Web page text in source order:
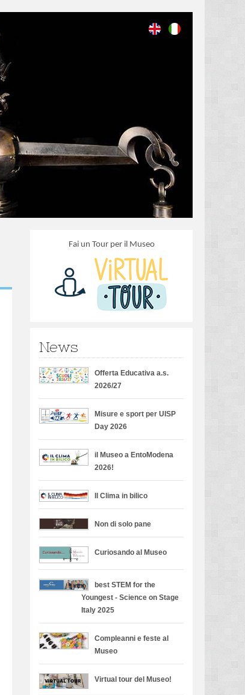
Fai un Tour per il Museo
News
Offerta Educativa a.s.
2026/27
Misure e sport per UISP
Day 2026
il Museo a EntoModena
2026!
Il Clima in bilico
Non di solo pane
Curiosando al Museo
best STEM for the
Youngest - Science on Stage
Italy 2025
Compleanni e feste al
Museo
Virtual tour del Museo!